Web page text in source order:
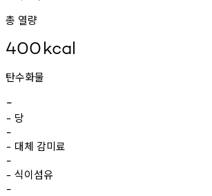
총 열량
400kcal
탄수화물
-
- 당
-
- 대체 감미료
-
- 식이섬유
-